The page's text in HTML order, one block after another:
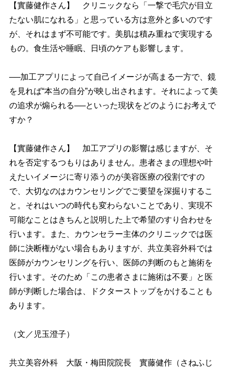
【實藤健作さん】 クリニックなら「一撃で毛穴が目立
たない肌になれる」と思っている方は意外と多いのです
が、それはまず不可能です。美肌は積み重ねで実現する
もの。食生活や睡眠、日頃のケアも影響します。
──加工アプリによって自己イメージが高まる一方で、鏡
を見れば“本当の自分”が映し出されます。それによって美
の追求が煽られる──といった現状をどのようにお考えで
すか？
【實藤健作さん】 加工アプリの影響は感じますが、そ
れを否定するつもりはありません。患者さまの理想や叶
えたいイメージに寄り添うのが美容医療の役割ですの
で、大切なのはカウンセリングでご要望を深掘りするこ
と。それはいつの時代も変わらないことであり、実現不
可能なことはきちんと説明した上で希望のすり合わせを
行います。また、カウンセラー主体のクリニックでは医
師に決断権がない場合もありますが、共立美容外科では
医師がカウンセリングを行い、医師の判断のもと施術を
行います。そのため「この患者さまに施術は不要」と医
師が判断した場合は、ドクターストップをかけることも
あります。
（文／児玉澄子）
共立美容外科 大阪・梅田院院長 實藤健作（さねふじ